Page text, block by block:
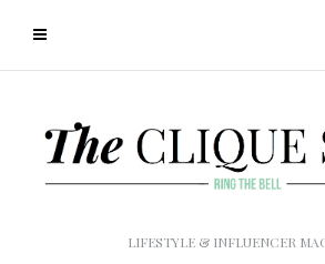
LIFESTYLE & INFLUENCER